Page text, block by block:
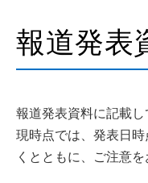
報道発表
報道発表資料に記載
現時点では、発表日
くとともに、ご注意を